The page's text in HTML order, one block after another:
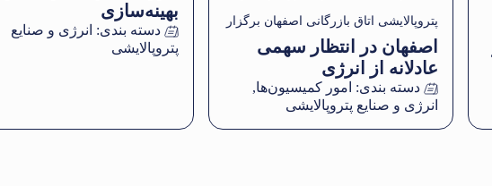
پتروپالایشی اتاق بازرگانی اصفهان برگزار
شد
اصفهان در انتظار سهمی
عادلانه از انرژی
دسته بندی: امور کمیسیون‌ها,
انرژی و صنایع پتروپالایشی
بهینه‌سازی
دسته بندی: انرژی و صنایع
پتروپالایشی